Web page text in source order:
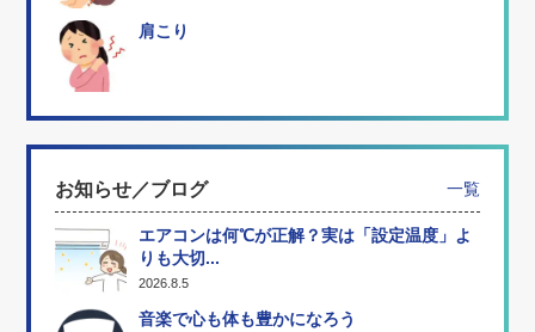
肩こり
お知らせ／ブログ 一覧
エアコンは何℃が正解？実は「設定温度」よ
りも大切...
2026.8.5
音楽で心も体も豊かになろう